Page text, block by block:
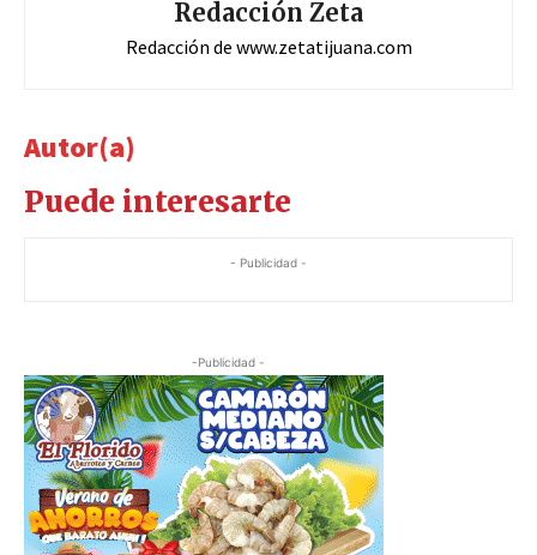
Redacción Zeta
Redacción de www.zetatijuana.com
Autor(a)
Puede interesarte
- Publicidad -
-Publicidad -